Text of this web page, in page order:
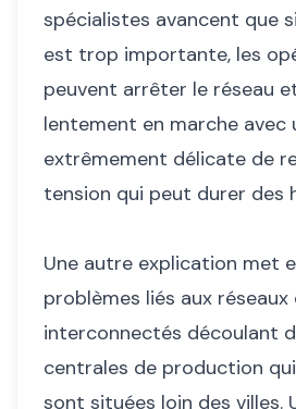
spécialistes avancent que
est trop importante, les
peuvent arrêter le réseau
lentement en marche avec
extrêmement délicate de
tension qui peut durer des
Une autre explication met
problèmes liés aux
interconnectés découlant
centrales de production
sont situées loin des villes.